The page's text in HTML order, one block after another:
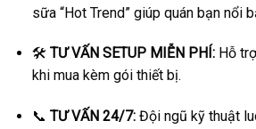
sữa “Hot Trend” giúp quán bạn nổi
🛠️ TƯ VẤN SETUP MIỄN PHÍ:Hỗ
khi mua kèm gói thiết bị.
📞 TƯ VẤN 24/7:Đội ngũ kỹ thuật